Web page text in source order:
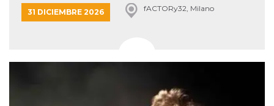
31 DICIEMBRE 2026 fACTORy32, Milano